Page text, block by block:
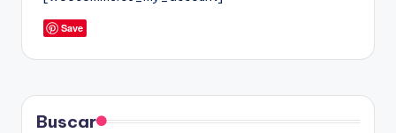
Save
Buscar